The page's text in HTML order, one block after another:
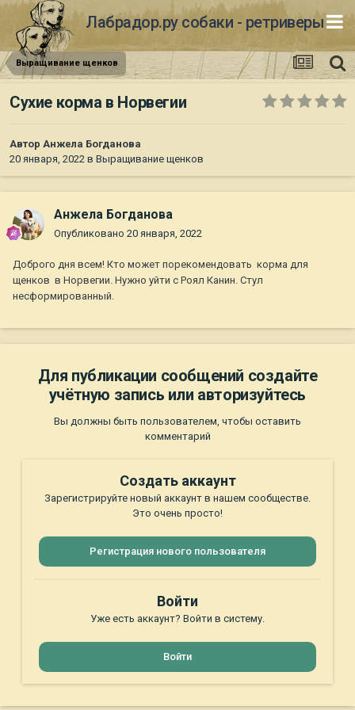
Лабрадор.ру собаки - ретриверы
Выращивание щенков
Сухие корма в Норвегии
Автор Анжела Богданова
20 января, 2022 в Выращивание щенков
Анжела Богданова
Опубликовано 20 января, 2022
Доброго дня всем! Кто может порекомендовать корма для
щенков в Норвегии. Нужно уйти с Роял Канин. Стул
несформированный.
Для публикации сообщений создайте
учётную запись или авторизуйтесь
Вы должны быть пользователем, чтобы оставить
комментарий
Создать аккаунт
Зарегистрируйте новый аккаунт в нашем сообществе.
Это очень просто!
Регистрация нового пользователя
Войти
Уже есть аккаунт? Войти в систему.
Войти